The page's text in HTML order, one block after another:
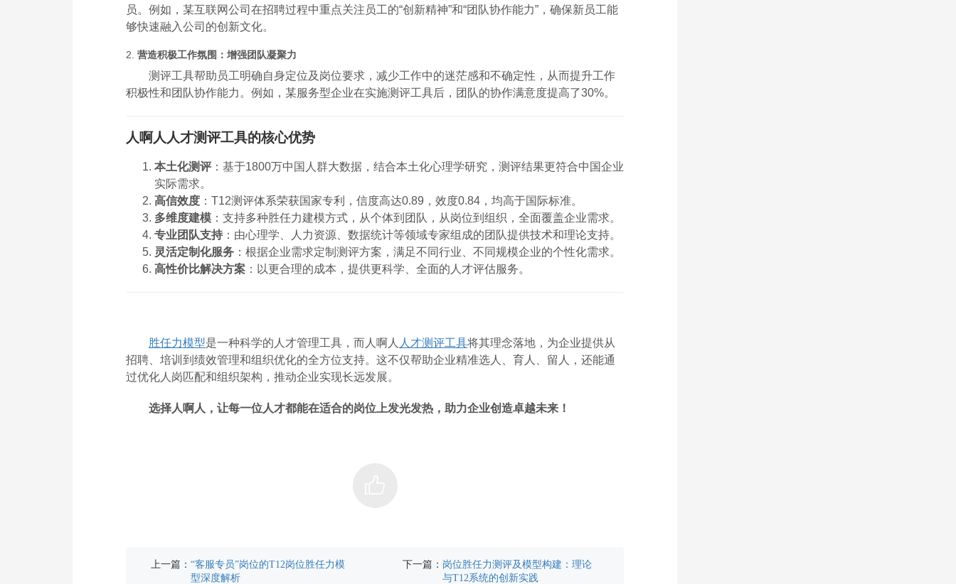
员。例如，某互联网公司在招聘过程中重点关注员工的“创新精神”和“团队协作能力”，确保新员工能
够快速融入公司的创新文化。
2. 营造积极工作氛围：增强团队凝聚力
测评工具帮助员工明确自身定位及岗位要求，减少工作中的迷茫感和不确定性，从而提升工作
积极性和团队协作能力。例如，某服务型企业在实施测评工具后，团队的协作满意度提高了30%。
人啊人人才测评工具的核心优势
本土化测评 ：基于1800万中国人群大数据，结合本土化心理学研究，测评结果更符合中国企业
实际需求。
高信效度 ：T12测评体系荣获国家专利，信度高达0.89，效度0.84，均高于国际标准。
多维度建模 ：支持多种胜任力建模方式，从个体到团队，从岗位到组织，全面覆盖企业需求。
专业团队支持 ：由心理学、人力资源、数据统计等领域专家组成的团队提供技术和理论支持。
灵活定制化服务 ：根据企业需求定制测评方案，满足不同行业、不同规模企业的个性化需求。
高性价比解决方案 ：以更合理的成本，提供更科学、全面的人才评估服务。
胜任力模型是一种科学的人才管理工具，而人啊人 人才测评工具将其理念落地，为企业提供从
招聘、培训到绩效管理和组织优化的全方位支持。这不仅帮助企业精准选人、育人、留人，还能通
过优化人岗匹配和组织架构，推动企业实现长远发展。
选择人啊人，让每一位人才都能在适合的岗位上发光发热，助力企业创造卓越未来！
上一篇： “客服专员”岗位的T12岗位胜任力模
型深度解析
下一篇： 岗位胜任力测评及模型构建：理论
与T12系统的创新实践